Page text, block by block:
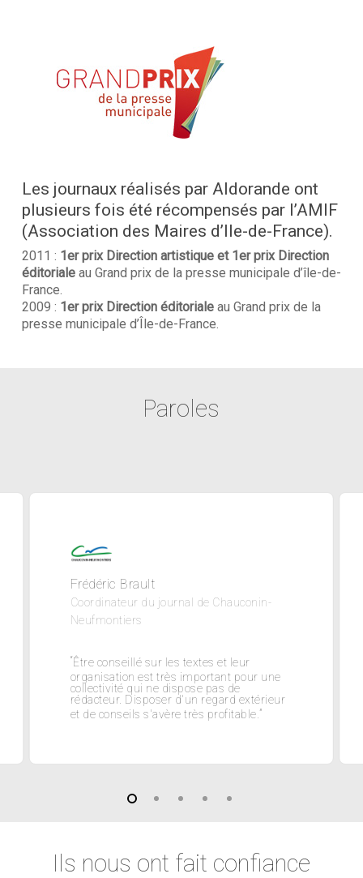
Les journaux réalisés par Aldorande ont
plusieurs fois été récompensés par l’AMIF
(Association des Maires d’Ile-de-France).
2011 : 1er prix Direction artistique et 1er prix Direction
éditorialeau Grand prix de la presse municipale d’île-de-
France.
2009 : 1er prix Direction éditorialeau Grand prix de la
presse municipale d’Île-de-France.
Paroles
Frédéric Brault
Coordinateur du journal de Chauconin-
Neufmontiers
“Être conseillé sur les textes et leur
organisation est très important pour une
collectivité qui ne dispose pas de
rédacteur. Disposer d'un regard extérieur
et de conseils s'avère très profitable.”
Ils nous ont fait confiance